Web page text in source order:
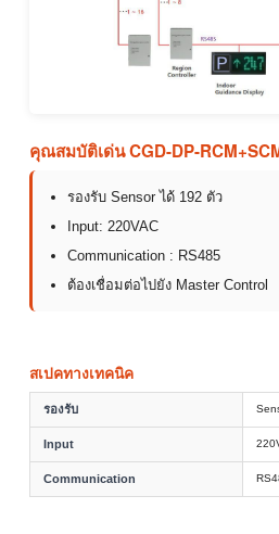
คุณสมบัติเด่น CGD-DP-
รองรับ Sensor ได้ 192 ตัว
Input: 220VAC
Communication : RS485
ต้องเชื่อมต่อไปยัง Master Control
สเปคทางเทคนิค
รองรับ
Input
Communication